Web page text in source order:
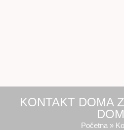
KONTAKT DOMA
DOM
Početna »